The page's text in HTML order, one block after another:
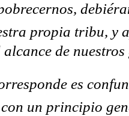
propia tribu, y
de nuestros
es
con un principio